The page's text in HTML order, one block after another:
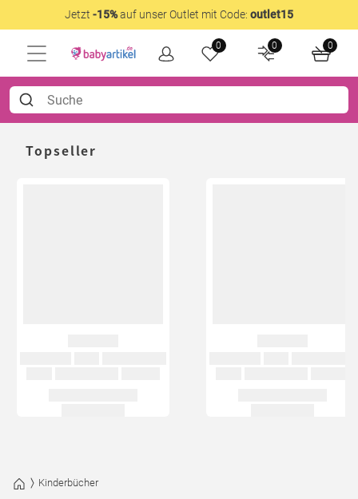
Jetzt -15%auf unser Outlet mit Code: outlet15
0 0 0
Topseller
Kinderbücher